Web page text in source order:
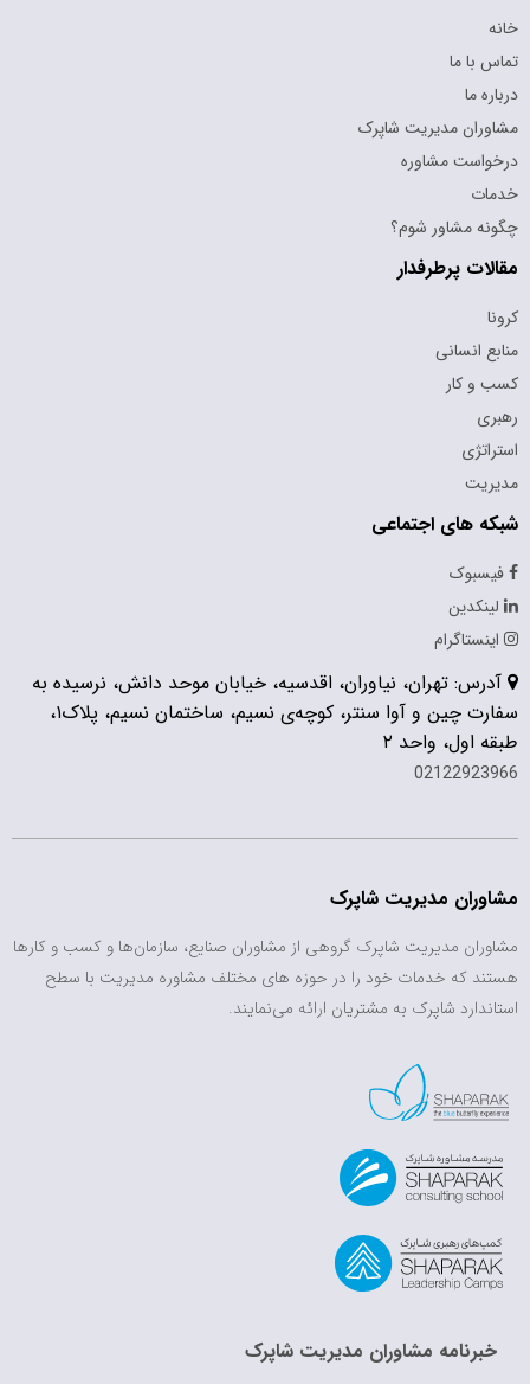
خانه
تماس با ما
درباره ما
مشاوران مدیریت شاپرک
درخواست مشاوره
خدمات
چگونه مشاور شوم؟
مقالات پرطرفدار
کرونا
منابع انسانی
کسب و کار
رهبری
استراتژی
مدیریت
شبکه های اجتماعی
فیسبوک
لینکدین
اینستاگرام
آدرس: تهران، نیاوران، اقدسیه، خیابان موحد دانش، نرسیده به
سفارت چین و آوا سنتر، کوچه‌ی نسیم، ساختمان نسیم، پلاک۱،
طبقه اول، واحد ۲
02122923966
مشاوران مدیریت شاپرک
مشاوران مدیریت شاپرک گروهی از مشاوران صنایع، سازمان‌ها و کسب و کارها
هستند که خدمات خود را در حوزه های مختلف مشاوره مدیریت با سطح
استاندارد شاپرک به مشتریان ارائه می‌نمایند.
خبرنامه مشاوران مدیریت شاپرک